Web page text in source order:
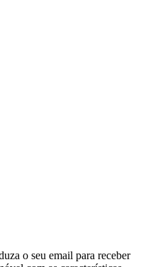
o seu email para receber